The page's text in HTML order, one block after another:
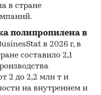
в стране
полипропилена в
в 2026 г, в
составило 2,1
2 до 2,2 млн т и
на внутреннем и